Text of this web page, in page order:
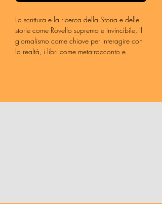
La scrittura e la ricerca della Storia e delle
storie come Rovello supremo e invincibile, il
giornalismo come chiave per interagire con
la realtà, i libri come meta-racconto e
evoluzione e di un immaginario in